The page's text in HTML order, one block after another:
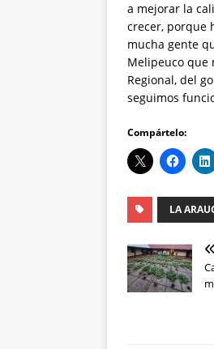
a mejorar la
crecer, porque
mucha gente
Melipeuco que
Regional, del
seguimos
Compártelo:
LA